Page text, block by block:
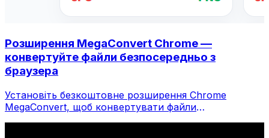
Розширення MegaConvert Chrome —
конвертуйте файли безпосередньо з
браузера
Установіть безкоштовне розширення Chrome
MegaConvert, щоб конвертувати файли